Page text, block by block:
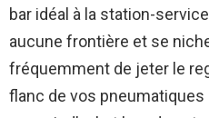
bar idéal à la station-
aucune frontière et se
fréquemment de jeter le
flanc de vos pneumatiques